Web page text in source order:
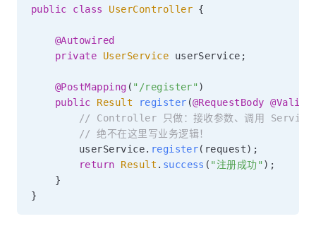
public
class UserController {
@Autowired
private
UserService userService ;
@PostMapping ( "/register" )
public
Result register (@RequestBody @Valid
// Controller 只做：接收参数、调用 Service
// 绝不在这里写业务逻辑！
        userService
. register( request) ;
return
Result . success ( "注册成功" ) ;
}
}